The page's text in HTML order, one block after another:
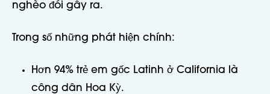
nghèo đói gây ra.
Trong số những phát hiện chính:
Hơn 94% trẻ em gốc Latinh ở California là
công dân Hoa Kỳ.